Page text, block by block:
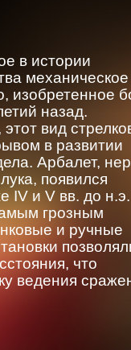
в истории
механическое
изобретенное
назад.
вид
в развитии
Арбалет,
появился
IV и V вв. до
грозным
и ручные
что
ведения